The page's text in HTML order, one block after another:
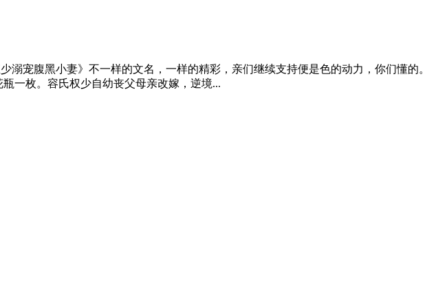
宠腹黑小妻》不一样的文名，一样的精彩，亲们继续支持便是色的动力，你们懂的。
一枚。容氏权少自幼丧父母亲改嫁，逆境...